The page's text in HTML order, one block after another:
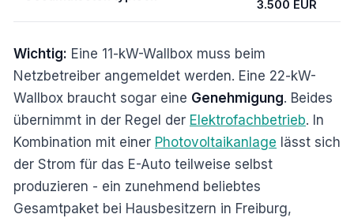
3.500 EUR
Wichtig: Eine 11-kW-Wallbox muss beim
Netzbetreiber angemeldet werden. Eine 22-kW-
Wallbox braucht sogar eine Genehmigung. Beides
übernimmt in der Regel der Elektrofachbetrieb. In
Kombination mit einer Photovoltaikanlage lässt sich
der Strom für das E-Auto teilweise selbst
produzieren - ein zunehmend beliebtes
Gesamtpaket bei Hausbesitzern in Freiburg,